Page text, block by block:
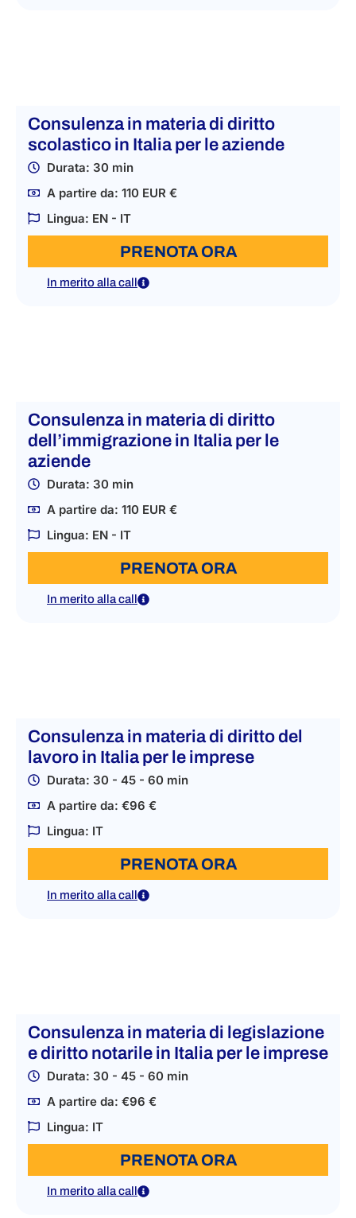
Consulenza in materia di diritto
scolastico in Italia per le aziende
Durata: 30 min
A partire da: 110 EUR €
Lingua: EN - IT
PRENOTA ORA
In merito alla call
Consulenza in materia di diritto
dell’immigrazione in Italia per le
aziende
Durata: 30 min
A partire da: 110 EUR €
Lingua: EN - IT
PRENOTA ORA
In merito alla call
Consulenza in materia di diritto del
lavoro in Italia per le imprese
Durata: 30 - 45 - 60 min
A partire da: €96 €
Lingua: IT
PRENOTA ORA
In merito alla call
Consulenza in materia di legislazione
e diritto notarile in Italia per le imprese
Durata: 30 - 45 - 60 min
A partire da: €96 €
Lingua: IT
PRENOTA ORA
In merito alla call